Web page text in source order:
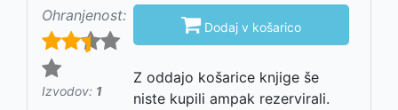
Ohranjenost:
Izvodov: 1
 Dodaj v košarico
Z oddajo košarice knjige še
niste kupili ampak rezervirali.